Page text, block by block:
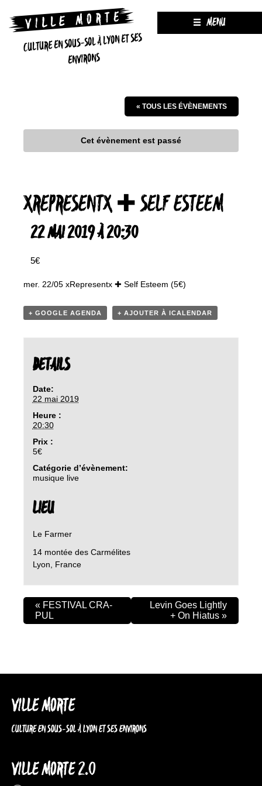
CULTURE EN SOUS-SOL À LYON ET SES
ENVIRONS
MENU
« TOUS LES ÉVÈNEMENTS
Cet évènement est passé
XREPRESENTX ✚ SELF ESTEEM
22 MAI 2019 À 20:30
5€
mer. 22/05 xRepresentx ✚ Self Esteem (5€)
+ GOOGLE AGENDA + AJOUTER À ICALENDAR
DETAILS
Date:
22 mai 2019
Heure :
20:30
Prix :
5€
Catégorie d’évènement:
musique live
LIEU
Le Farmer
14 montée des Carmélites
Lyon
France
« FESTIVAL CRA-
PUL
Levin Goes Lightly
+ On Hiatus »
VILLE MORTE
CULTURE EN SOUS-SOL À LYON ET SES ENVIRONS
VILLE MORTE 2.0